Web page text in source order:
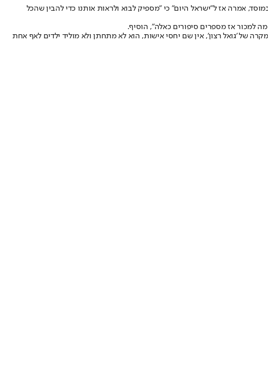
אמרה אז ל"ישראל היום" כי "מספיק לבוא ולראות אותנו כדי להבין שהכל
של 'גואל רצון', אין שם יחסי אישות, הוא לא מתחתן ולא מוליד ילדים לאף אחת